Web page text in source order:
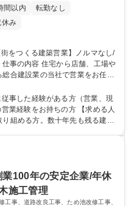
間以内
転勤なし
休み
合建設業の当社で営業をお任せ
拓やリピート依頼の施主様に対
安定性とブ
■【入社後の流れ】先輩と一緒
力会社や設計事務所など、新規
営業活動になります。※高速代/
100年の信頼◎
事した経験がある方（営業、現
をお持ちの方 【求める人
組める方。数十年先も残る建築
で長く活躍できる環境を整えて
業拡大に伴う組織強化のための
学歴・資格 学歴：
力： 資格：第一種運転免許普通
100年の安定企業/年休
施工管理
工事、道路改良工事、ため池改修工事、